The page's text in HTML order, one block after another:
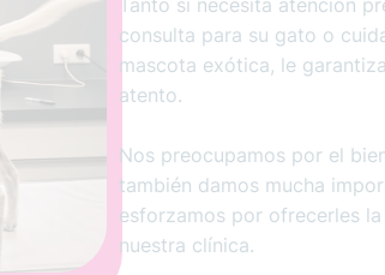
consulta para su gato o
mascota exótica, le
atento.
Nos preocupamos por el
también damos mucha
esforzamos por ofrecerles
nuestra clínica.